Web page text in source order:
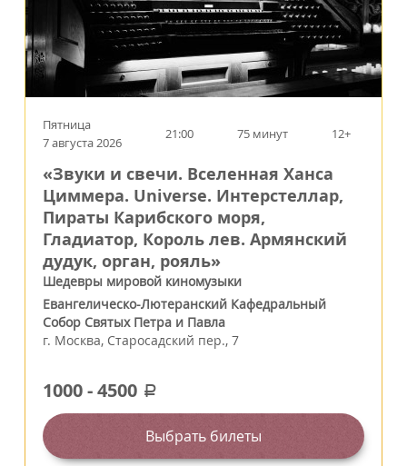
Пятница
7 августа 2026
21:00 75 минут 12+
«Звуки и свечи. Вселенная Ханса
Циммера. Universe. Интерстеллар,
Пираты Карибского моря,
Гладиатор, Король лев. Армянский
дудук, орган, рояль»
Шедевры мировой киномузыки
Евангелическо-Лютеранский Кафедральный
Собор Святых Петра и Павла
г. Москва, Старосадский пер., 7
1000-4500 a
Выбрать билеты